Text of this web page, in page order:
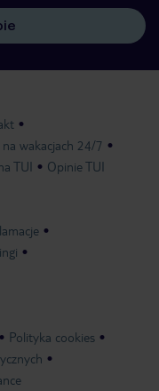
wakacjach 24/7
TUI Opinie TUI
Polityka cookies